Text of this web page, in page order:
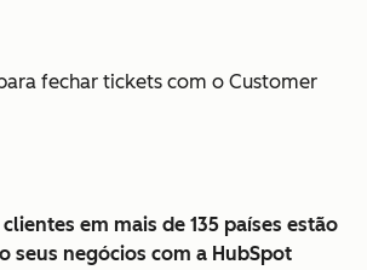
fechar tickets com o Customer
em mais de 135 países estão
seus negócios com a HubSpot